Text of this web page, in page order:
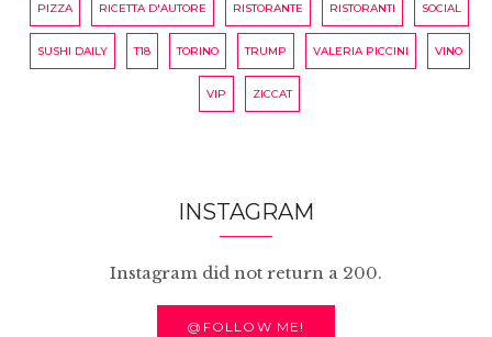
PIZZA RICETTA D'AUTORE RISTORANTE RISTORANTI SOCIAL
SUSHI DAILY T18 TORINO TRUMP VALERIA PICCINI VINO
VIP ZICCAT
INSTAGRAM
Instagram did not return a 200.
@FOLLOW ME!